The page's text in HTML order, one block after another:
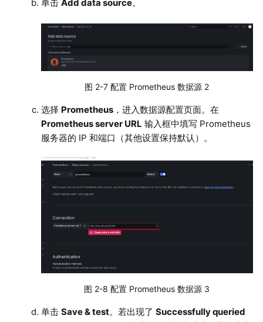
单击 Add data source。
图 2-7 配置 Prometheus 数据源 2
选择 Prometheus，进入数据源配置页面。在
Prometheus server URL 输入框中填写 Prometheus
服务器的 IP 和端口（其他设置保持默认）。
图 2-8 配置 Prometheus 数据源 3
单击 Save & test。若出现了 Successfully queried